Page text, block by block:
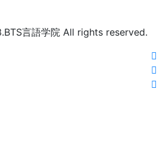
言語学院 All rights reserved.